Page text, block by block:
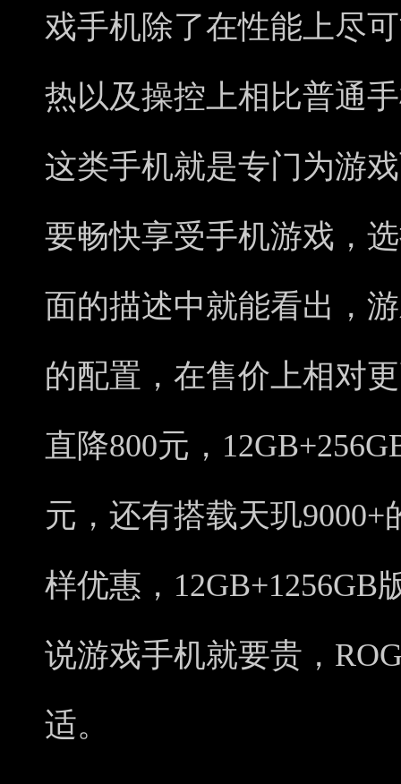
戏手机除了在性能上尽
热以及操控上相比普通
这类手机就是专门为游
要畅快享受手机游戏，
面的描述中就能看出，
的配置，在售价上相对
直降800元，
元，还有搭载天玑
样优惠，12GB+1256GB
说游戏手机就要贵，
适。